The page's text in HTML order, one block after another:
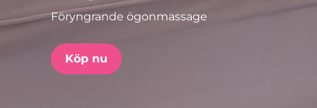
Föryngrande ögonmassage
Köp nu
issa™ Teeth Whitening Set